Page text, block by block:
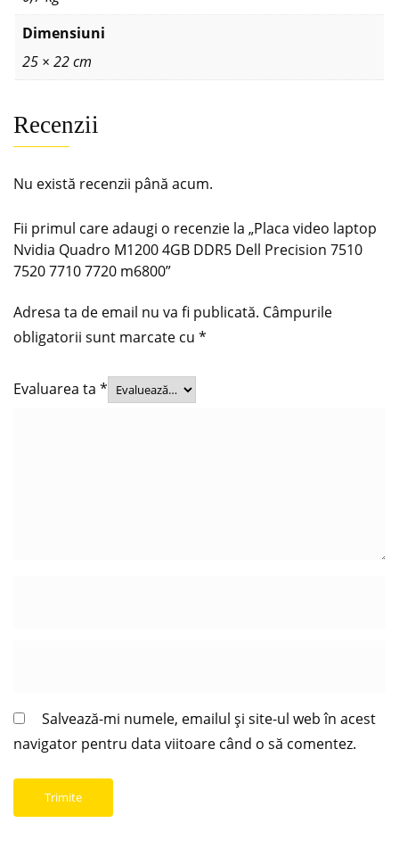
Dimensiuni
25 × 22 cm
Recenzii
Nu există recenzii până acum.
Fii primul care adaugi o recenzie la „Placa video laptop
Nvidia Quadro M1200 4GB DDR5 Dell Precision 7510
7520 7710 7720 m6800”
Adresa ta de email nu va fi publicată. Câmpurile
obligatorii sunt marcate cu *
Evaluarea ta *
Salvează-mi numele, emailul și site-ul web în acest
navigator pentru data viitoare când o să comentez.